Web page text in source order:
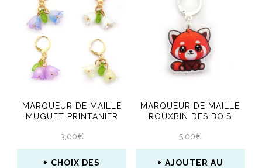
plusieurs
variations.
Les
options
être
choisies
sur
MARQUEUR DE MAILLE
MUGUET PRINTANIER
3,00€
CHOIX DES
MARQUEUR DE MAILLE
ROUXBIN DES BOIS
5,00€
AJOUTER AU